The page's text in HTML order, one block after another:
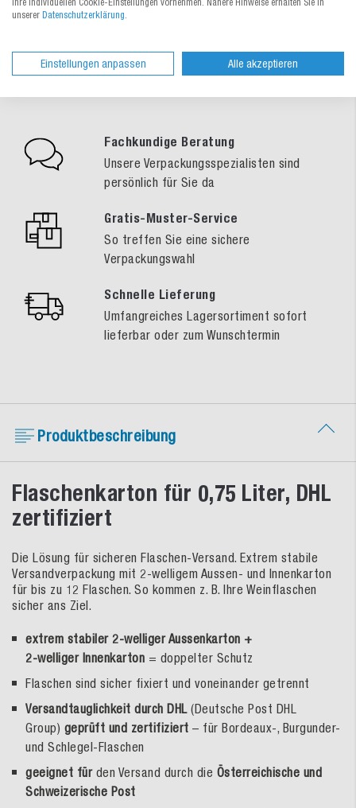
Fachkundige Beratung
Unsere Verpackungsspezialisten sind
persönlich für Sie da
Gratis-Muster-Service
So treffen Sie eine sichere
Verpackungswahl
Schnelle Lieferung
Umfangreiches Lagersortiment sofort
lieferbar oder zum Wunschtermin
Produktbeschreibung
Flaschenkarton für 0,75 Liter, DHL
zertifiziert
Die Lösung für sicheren Flaschen-Versand. Extrem stabile
Versandverpackung mit 2-welligem Aussen- und Innenkarton
für bis zu 12 Flaschen. So kommen z. B. Ihre Weinflaschen
sicher ans Ziel.
extrem stabiler 2-welliger Aussenkarton +
2-welliger Innenkarton = doppelter Schutz
Flaschen sind sicher fixiert und voneinander getrennt
Versandtauglichkeit durch DHL (Deutsche Post DHL
Group) geprüft und zertifiziert – für Bordeaux-, Burgunder-
und Schlegel-Flaschen
geeignet für den Versand durch die Österreichische und
Schweizerische Post
Ihre individuellen Cookie-Einstellungen vornehmen. Nähere Hinweise erhalten Sie in
unserer Datenschutzerklärung.
Einstellungen anpassen Alle akzeptieren